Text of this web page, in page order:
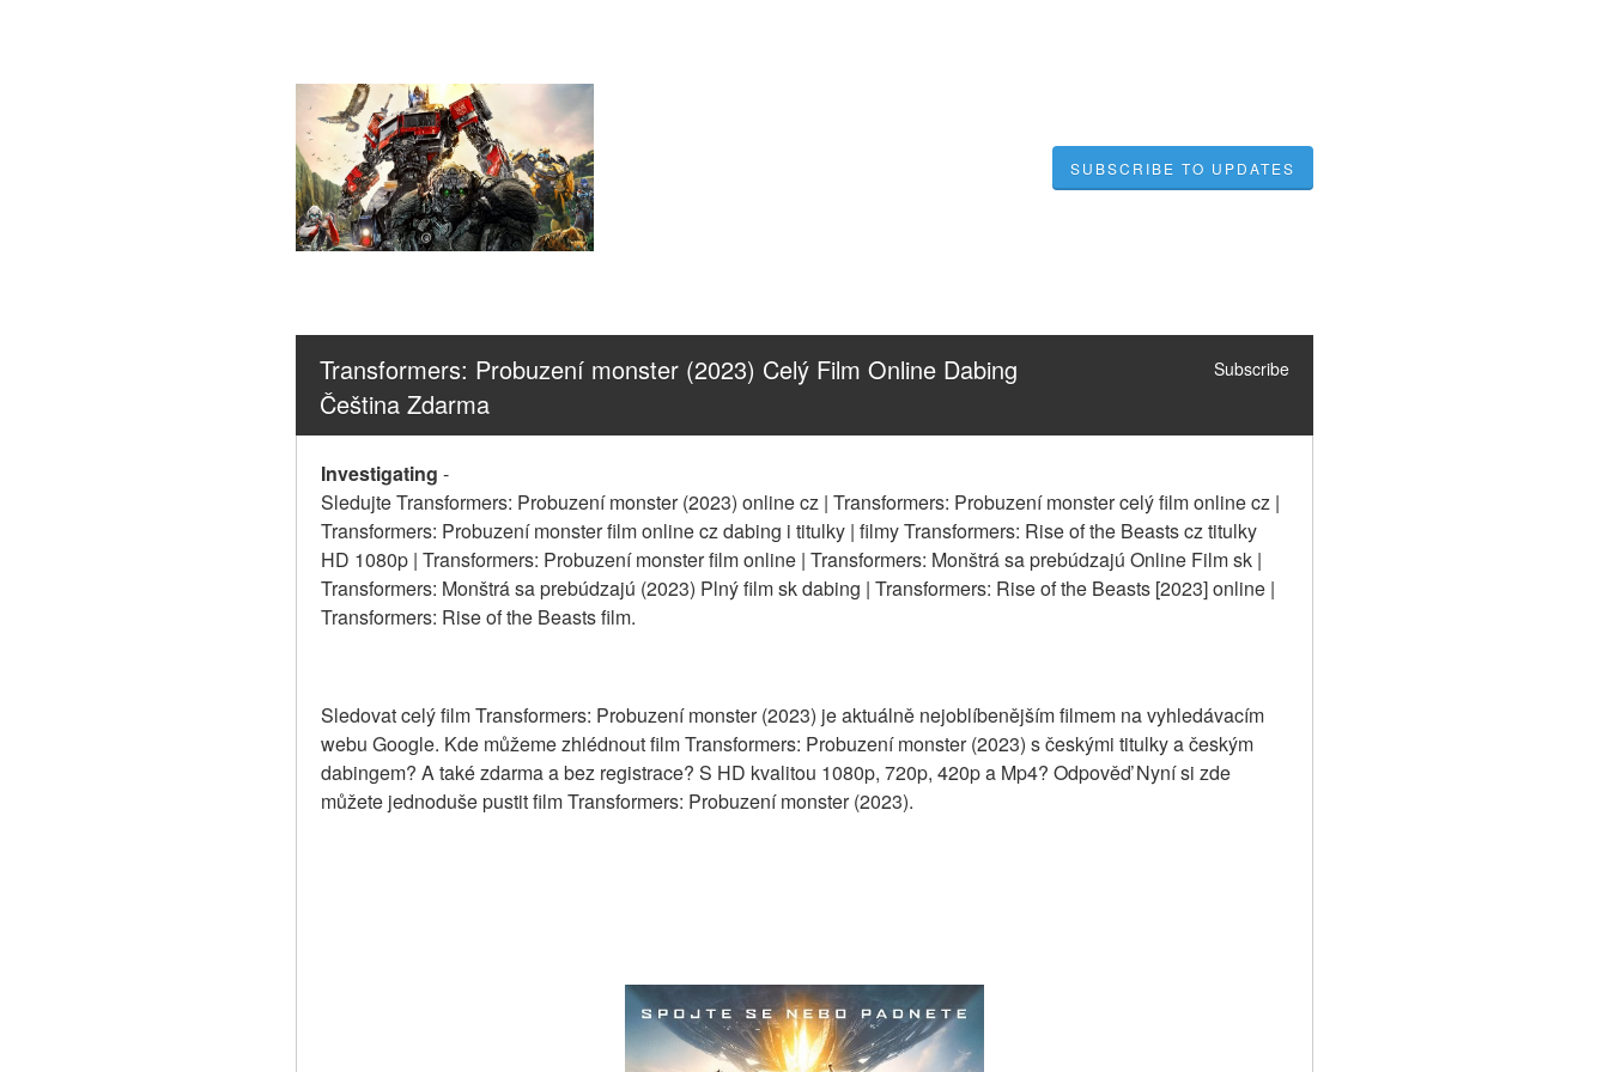
SUBSCRIBE TO UPDATES
Transformers: Probuzení monster (2023) Celý Film Online Dabing
Čeština Zdarma
Subscribe
Investigating -
Sledujte Transformers: Probuzení monster (2023) online cz | Transformers: Probuzení monster celý film online cz |
Transformers: Probuzení monster film online cz dabing i titulky | filmy Transformers: Rise of the Beasts cz titulky
HD 1080p | Transformers: Probuzení monster film online | Transformers: Monštrá sa prebúdzajú Online Film sk |
Transformers: Monštrá sa prebúdzajú (2023) Plný film sk dabing | Transformers: Rise of the Beasts [2023] online |
Transformers: Rise of the Beasts film.
Sledovat celý film Transformers: Probuzení monster (2023) je aktuálně nejoblíbenějším filmem na vyhledávacím
webu Google. Kde můžeme zhlédnout film Transformers: Probuzení monster (2023) s českými titulky a českým
dabingem? A také zdarma a bez registrace? S HD kvalitou 1080p, 720p, 420p a Mp4? Odpověď Nyní si zde
můžete jednoduše pustit film Transformers: Probuzení monster (2023).